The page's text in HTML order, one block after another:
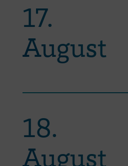
17.
August
18.
August